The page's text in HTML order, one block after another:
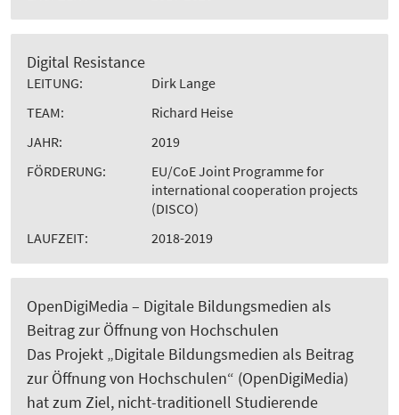
Digital Resistance
LEITUNG:
Dirk Lange
TEAM:
Richard Heise
JAHR:
2019
FÖRDERUNG:
EU/CoE Joint Programme for
international cooperation projects
(DISCO)
LAUFZEIT:
2018-2019
OpenDigiMedia – Digitale Bildungsmedien als
Beitrag zur Öffnung von Hochschulen
Das Projekt „Digitale Bildungsmedien als Beitrag
zur Öffnung von Hochschulen“ (OpenDigiMedia)
hat zum Ziel, nicht-traditionell Studierende